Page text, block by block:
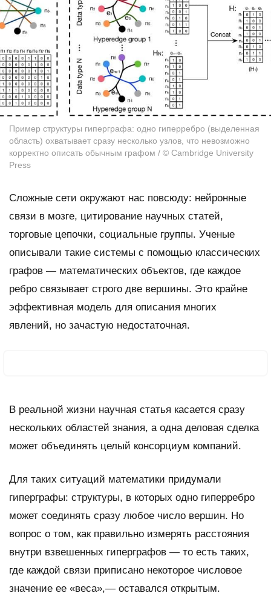
Пример структуры гиперграфа: одно гиперребро (выделенная
область) охватывает сразу несколько узлов, что невозможно
корректно описать обычным графом / © Cambridge University
Press
Сложные сети окружают нас повсюду: нейронные
связи в мозге, цитирование научных статей,
торговые цепочки, социальные группы. Ученые
описывали такие системы с помощью классических
графов — математических объектов, где каждое
ребро связывает строго две вершины. Это крайне
эффективная модель для описания многих
явлений, но зачастую недостаточная.
В реальной жизни научная статья касается сразу
нескольких областей знания, а одна деловая сделка
может объединять целый консорциум компаний.
Для таких ситуаций математики придумали
гиперграфы: структуры, в которых одно гиперребро
может соединять сразу любое число вершин. Но
вопрос о том, как правильно измерять расстояния
внутри взвешенных гиперграфов — то есть таких,
где каждой связи приписано некоторое числовое
значение ее «веса»,— оставался открытым.